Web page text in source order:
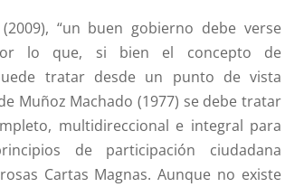
“un buen gobierno debe verse
lo que, si bien el concepto de
tratar desde un punto de vista
Muñoz Machado (1977) se debe tratar
multidireccional e integral para
de participación ciudadana
Cartas Magnas. Aunque no existe